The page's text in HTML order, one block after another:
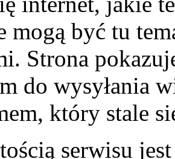
mogą być tu
Strona
do wysyłania
który stale
serwisu